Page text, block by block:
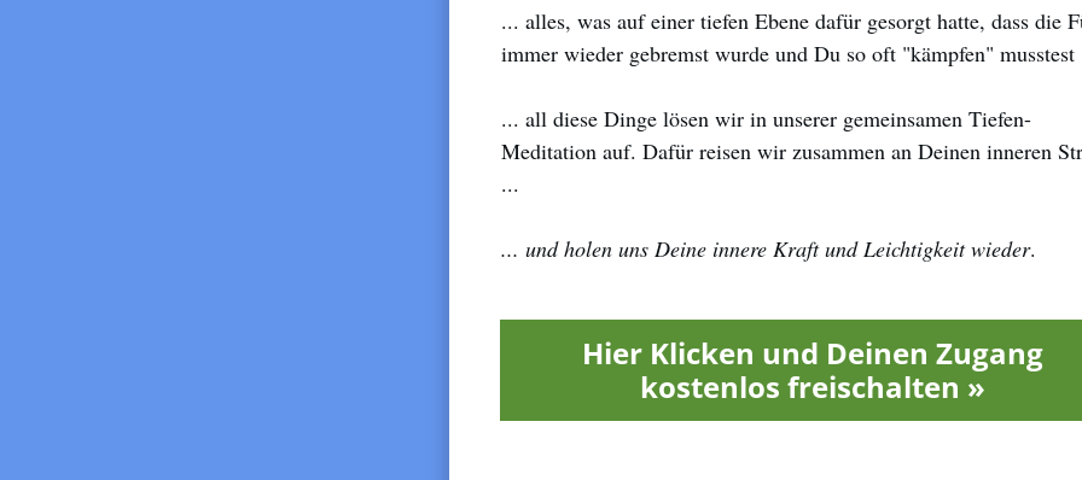
... alles, was auf einer tiefen Ebene dafür gesorgt hatte, dass die
immer wieder gebremst wurde und Du so oft "kämpfen" musstest
... all diese Dinge lösen wir in unserer gemeinsamen Tiefen-
Meditation auf. Dafür reisen wir zusammen an Deinen inneren
...
... und holen uns Deine innere Kraft und Leichtigkeit wieder.
Hier Klicken und Deinen Zugang
kostenlos freischalten »